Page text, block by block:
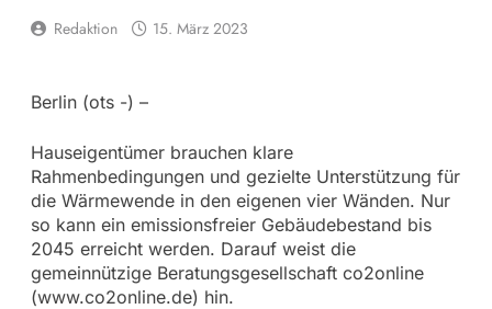
Redaktion 15. März 2023
Berlin (ots -) –
Hauseigentümer brauchen klare
Rahmenbedingungen und gezielte Unterstützung für
die Wärmewende in den eigenen vier Wänden. Nur
so kann ein emissionsfreier Gebäudebestand bis
2045 erreicht werden. Darauf weist die
gemeinnützige Beratungsgesellschaft co2online
(www.co2online.de) hin.